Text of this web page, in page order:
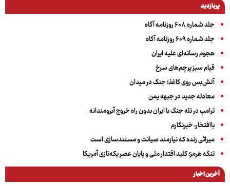
پربازدید
جلد شماره ۶۰۸ روزنامه آگاه
جلد شماره ۶۰۹ روزنامه آگاه
هجوم رسانه‌ای علیه ایران
قیام سبز پرچم‌های سرخ
آتش‌بس روی کاغذ؛ جنگ در میدان
معادله جدید در جبهه یمن
ترامپ در تله جنگ با ایران بدون راه خروج آبرومندانه
باافتخار، خبرنگارم
میراثی زنده که نیازمند صیانت و مستندسازی است
تنگه هرمز؛ کلید اقتدار ملی و پایان عصر یکه‌تازی آمریکا
آخرین اخبار